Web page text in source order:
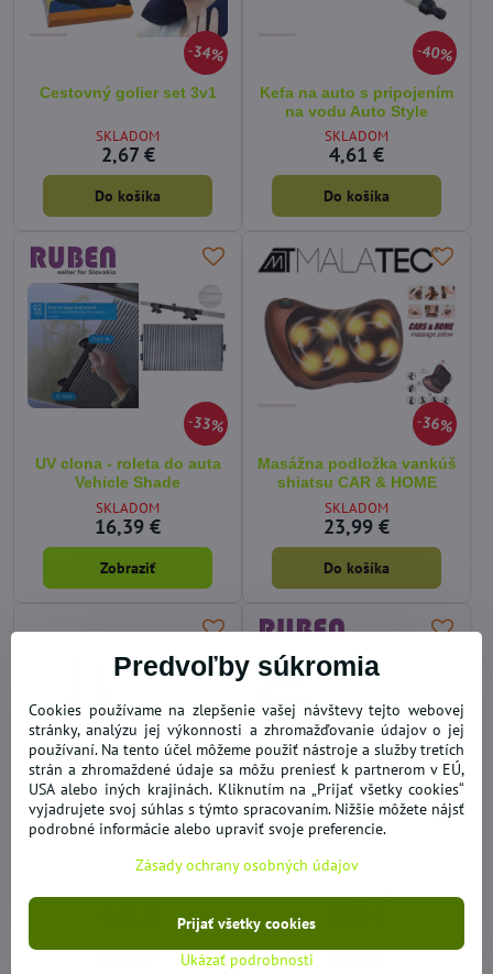
34%
Cestovný golier set 3v1
SKLADOM
2,67 €
Do košíka
40%
Kefa na auto s pripojením
na vodu Auto Style
SKLADOM
4,61 €
Do košíka
33%
UV clona - roleta do auta
Vehicle Shade
SKLADOM
16,39 €
Zobraziť
36%
Masážna podložka vankúš
shiatsu CAR & HOME
SKLADOM
23,99 €
Do košíka
46%
Reflexné nastaviteľné
SKLADOM
39%
Akustický podvojný plašič
transparentný
VYPREDANÉ
Predvoľby súkromia
Cookies používame na zlepšenie vašej návštevy tejto webovej
stránky, analýzu jej výkonnosti a zhromažďovanie údajov o jej
používaní. Na tento účel môžeme použiť nástroje a služby tretích
strán a zhromaždené údaje sa môžu preniesť k partnerom v EÚ,
USA alebo iných krajinách. Kliknutím na „Prijať všetky cookies“
vyjadrujete svoj súhlas s týmto spracovaním. Nižšie môžete nájsť
podrobné informácie alebo upraviť svoje preferencie.
Zásady ochrany osobných údajov
Ukázať podrobnosti
Prijať všetky cookies